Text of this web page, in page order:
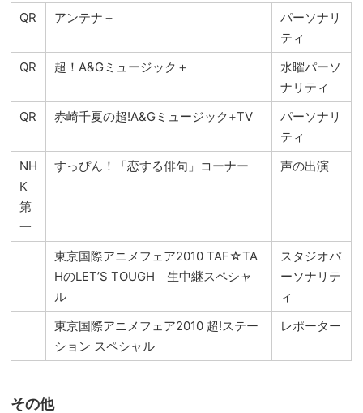
QR アンテナ＋
パーソナリ
ティ
QR
超！A&Gミュージック＋
水曜パーソ
ナリティ
QR
赤崎千夏の超!A&Gミュージック+TV
パーソナリ
ティ
NH
K
第
一
すっぴん！「恋する俳句」コーナー 声の出演
東京国際アニメフェア2010 TAF☆TA
HのLET’S TOUGH 生中継スペシャ
ル
スタジオパ
ーソナリテ
ィ
東京国際アニメフェア2010 超!ステー
ション スペシャル
レポーター
その他